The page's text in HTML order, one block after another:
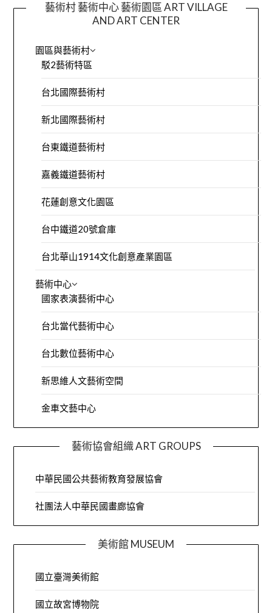
藝術村 藝術中心 藝術園區 ART VILLAGE
AND ART CENTER
園區與藝術村
駁2藝術特區
台北國際藝術村
新北國際藝術村
台東鐵道藝術村
嘉義鐵道藝術村
花蓮創意文化園區
台中鐵道20號倉庫
台北華山1914文化創意產業園區
藝術中心
國家表演藝術中心
台北當代藝術中心
台北數位藝術中心
新思維人文藝術空間
金車文藝中心
藝術協會組織 ART GROUPS
中華民國公共藝術教育發展協會
社團法人中華民國畫廊協會
美術館 MUSEUM
國立臺灣美術館
國立故宮博物院